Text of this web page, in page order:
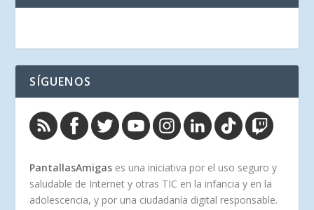
SÍGUENOS
PantallasAmigas es una iniciativa por el uso seguro y
saludable de Internet y otras TIC en la infancia y en la
adolescencia, y por una ciudadanía digital responsable.